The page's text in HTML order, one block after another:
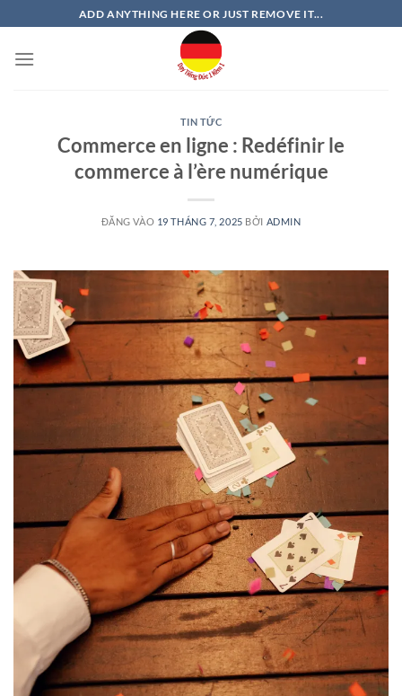
qua
nội
ADD ANYTHING HERE OR JUST REMOVE IT...
TIN TỨC
Commerce en ligne : Redéfinir le
commerce à l’ère numérique
ĐĂNG VÀO 19 THÁNG 7, 2025 BỞI ADMIN